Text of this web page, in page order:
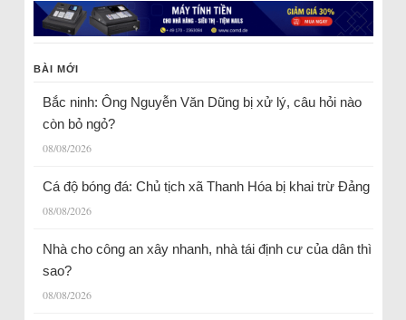
BÀI MỚI
Bắc ninh: Ông Nguyễn Văn Dũng bị xử lý, câu hỏi nào
còn bỏ ngỏ?
08/08/2026
Cá độ bóng đá: Chủ tịch xã Thanh Hóa bị khai trừ Đảng
08/08/2026
Nhà cho công an xây nhanh, nhà tái định cư của dân thì
sao?
08/08/2026